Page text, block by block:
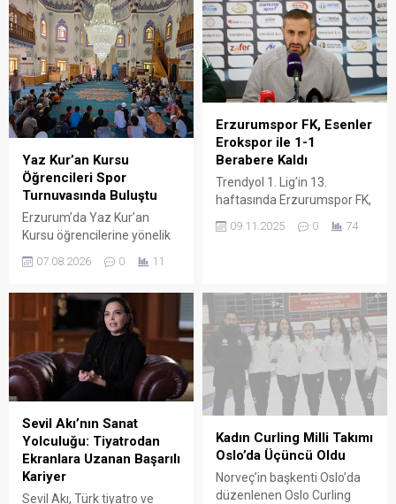
Kayaklı Koşu ve Biathlon
Merkezi’nde gerçekleştirilen
asfalt ve çevre düzenleme
çalışmaları nedeniyle
Erzurum Büyükşehir
Belediye Başkanı Mehmet
Sekmen’e teşekkür
ziyaretinde bulundu. Ziyaret
kapsamında Başkan
Sekmen’e üzerinde
“Erzurum” yazılı forma
hediye eden İl Müdürü
Çakmur ve...
motosikletli bir kişi
kuyumcunun kapısını kırarak
içeri girdi. Güvenlik
kameralarına yansıyan
görüntülerde, şüphelinin
kaskını tamamen kapattığı
dükkanda dolaştığı
görülüyor. Hırsız, yaklaşık 5-
6 kilo ağırlığındaki altını
çalarak olay yerinden kaçtı....
Yaz Kur’an Kursu
Öğrencileri Spor
Turnuvasında Buluştu
Erzurum’da Yaz Kur’an
Kursu öğrencilerine yönelik
futbol ve voleybol
Merkez Camii’nde
gerçekleştirilen final
müsabakaları ve ödül
töreniyle tamamlandı.
Aziziye Gençlik ve Spor İlçe
Müdürlüğü iş birliğiyle
Yaz Kur’an Kursu
öğrencilerini sporun
birleştirici gücü etrafında
buluştururken, centilmenlik
ve kardeşlik ruhunun ön
07.08.2026 0 11
Erzurumspor FK, Esenler
Erokspor ile 1-1
Berabere Kaldı
Trendyol 1. Lig’in 13.
haftasında Erzurumspor FK,
sahasında Esenler Erokspor
ile 1-1 berabere kaldı. Maçın
Özbalta, takımının
performansını ve sezon
hedeflerini değerlendirdi.
Özbalta, maçın kazanılması
gereken bir mücadele
olduğunu belirterek, “Milli
ara öncesi kazanmak
istediğimiz bir müsabakayı,
geçen son iki maçımızı
kazandıktan...
09.11.2025 0 74
Sevil Akı’nın Sanat
Yolculuğu: Tiyatrodan
Ekranlara Uzanan Başarılı
Kariyer
Sevil Akı, Türk tiyatro ve
Kadın Curling Milli Takımı
Oslo’da Üçüncü Oldu
Norveç’in başkenti Oslo’da
düzenlenen Oslo Curling